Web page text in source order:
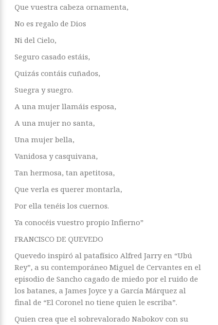
Que vuestra cabeza ornamenta,
No es regalo de Dios
Ni del Cielo,
Seguro casado estáis,
Quizás contáis cuñados,
Suegra y suegro.
A una mujer llamáis esposa,
A una mujer no santa,
Una mujer bella,
Vanidosa y casquivana,
Tan hermosa, tan apetitosa,
Que verla es querer montarla,
Por ella tenéis los cuernos.
Ya conocéis vuestro propio Infierno”
FRANCISCO DE QUEVEDO
Quevedo inspiró al patafísico Alfred Jarry en “Ubú
Rey”, a su contemporáneo Miguel de Cervantes en el
episodio de Sancho cagado de miedo por el ruido de
los batanes, a James Joyce y a García Márquez al
final de “El Coronel no tiene quien le escriba”.
Quien crea que el sobrevalorado Nabokov con su